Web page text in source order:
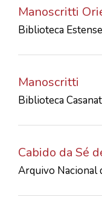
Manoscritti
Biblioteca
Manoscritti
Biblioteca
Cabido da Sé
Arquivo Nacional